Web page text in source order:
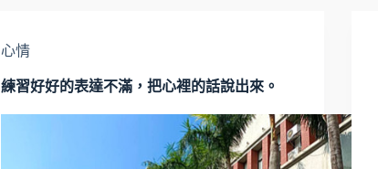
心情
練習好好的表達不滿，把心裡的話說出來。